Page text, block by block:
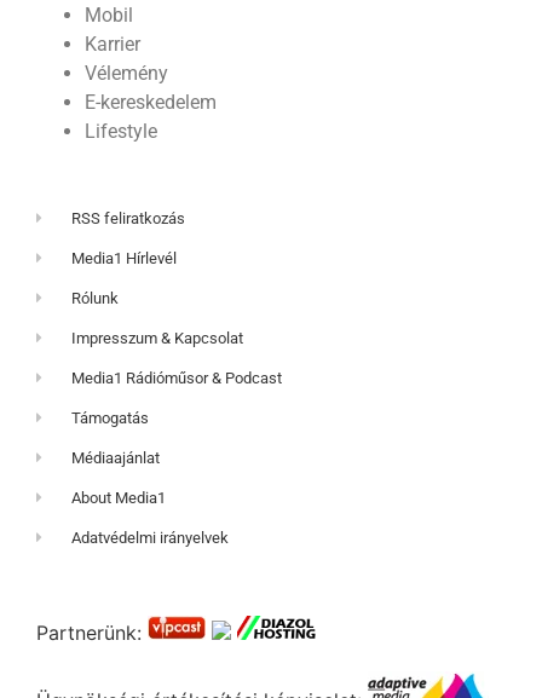
Mobil
Karrier
Vélemény
E-kereskedelem
Lifestyle
RSS feliratkozás
Media1 Hírlevél
Rólunk
Impresszum & Kapcsolat
Media1 Rádióműsor & Podcast
Támogatás
Médiaajánlat
About Media1
Adatvédelmi irányelvek
Partnerünk: